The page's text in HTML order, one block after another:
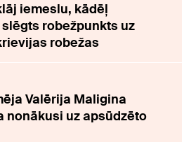
iemeslu, kādēļ
robežpunkts uz
robežas
Valērija Maligina
nonākusi uz apsūdzēto